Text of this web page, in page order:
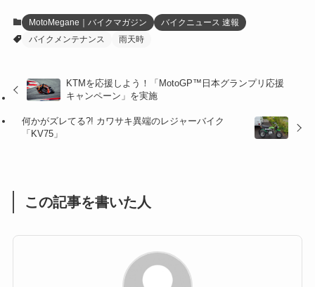
(27)
(47)
(4)
(16)
MotoMegane｜バイクマガジン
バイクニュース 速報
バイクメンテナンス
雨天時
KTMを応援しよう！「MotoGP™日本グランプリ応援
キャンペーン」を実施
何かがズレてる?! カワサキ異端のレジャーバイク
「KV75」
この記事を書いた人